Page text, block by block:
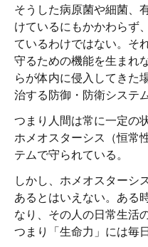
そうした病原菌や細菌、
けているにもかかわらず
ているわけではない。そ
守るための機能を生まれ
らが体内に侵入してきた
治する防御・防衛システ
つまり人間は常に一定の
ホメオスターシス（恒常
テムで守られている。
しかし、ホメオスターシ
あるとはいえない。ある
なり、その人の日常生活
つまり「生命力」には毎